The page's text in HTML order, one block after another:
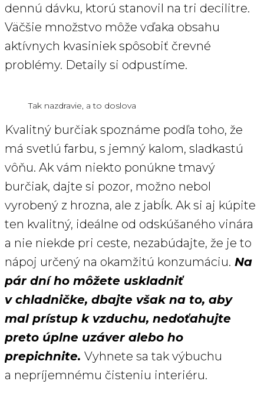
dennú dávku, ktorú stanovil na tri decilitre.
Väčšie množstvo môže vďaka obsahu
aktívnych kvasiniek spôsobiť črevné
problémy. Detaily si odpustíme.
Tak nazdravie, a to doslova
Kvalitný burčiak spoznáme podľa toho, že
má svetlú farbu, s jemný kalom, sladkastú
vôňu. Ak vám niekto ponúkne tmavý
burčiak, dajte si pozor, možno nebol
vyrobený z hrozna, ale z jabĺk. Ak si aj kúpite
ten kvalitný, ideálne od odskúšaného vinára
a nie niekde pri ceste, nezabúdajte, že je to
nápoj určený na okamžitú konzumáciu. Na
pár dní ho môžete uskladniť
v chladničke, dbajte však na to, aby
mal prístup k vzduchu, nedoťahujte
preto úplne uzáver alebo ho
prepichnite. Vyhnete sa tak výbuchu
a nepríjemnému čisteniu interiéru.